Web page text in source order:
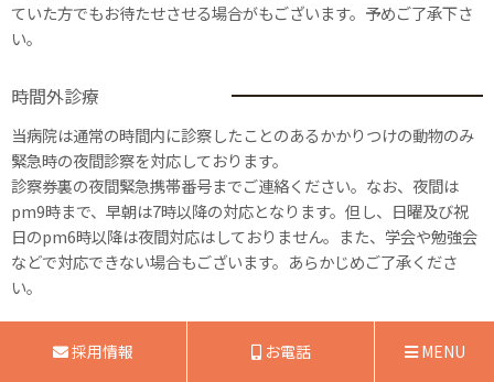
ていた方でもお待たせさせる場合がもございます。予めご了承下さ
い。
時間外診療
当病院は通常の時間内に診察したことのあるかかりつけの動物のみ
緊急時の夜間診察を対応しております。
診察券裏の夜間緊急携帯番号までご連絡ください。なお、夜間は
pm9時まで、早朝は7時以降の対応となります。但し、日曜及び祝
日のpm6時以降は夜間対応はしておりません。また、学会や勉強会
などで対応できない場合もございます。あらかじめご了承くださ
い。
採用情報 お電話 MENU